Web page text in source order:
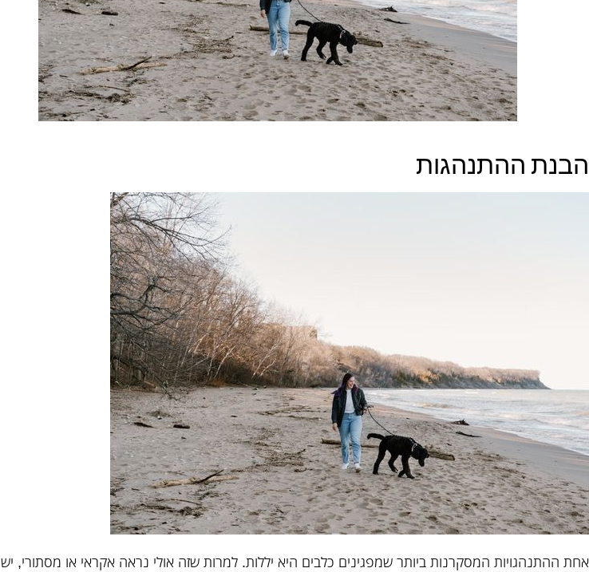
הבנת ההתנהגות
אחת ההתנהגויות המסקרנות ביותר שמפגינים כלבים היא יללות. למרות שזה אולי נראה אקראי או מסתורי, יש